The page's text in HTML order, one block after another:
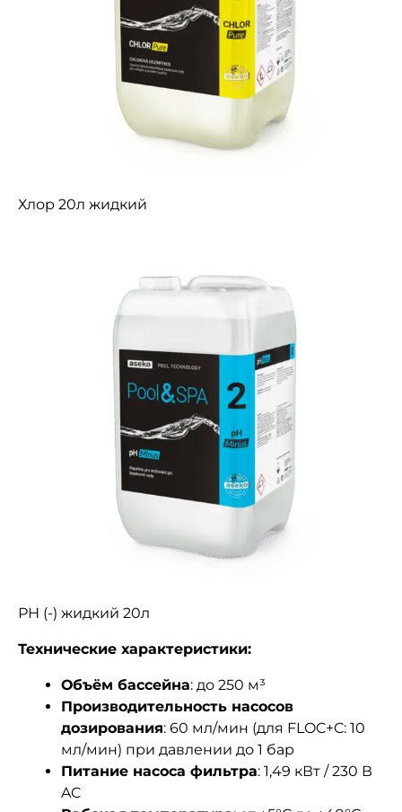
Хлор 20л жидкий
РН (-) жидкий 20л
Технические характеристики:
Объём бассейна: до 250 м³
Производительность насосов
дозирования: 60 мл/мин (для FLOC+C: 10
мл/мин) при давлении до 1 бар
Питание насоса фильтра: 1,49 кВт / 230 В
AC